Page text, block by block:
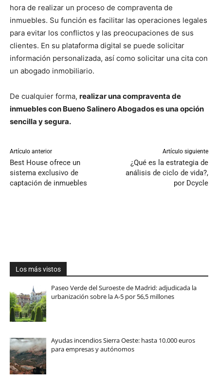
hora de realizar un proceso de compraventa de
inmuebles. Su función es facilitar las operaciones legales
para evitar los conflictos y las preocupaciones de sus
clientes. En su plataforma digital se puede solicitar
información personalizada, así como solicitar una cita con
un abogado inmobiliario.
De cualquier forma, realizar una compraventa de
inmuebles con Bueno Salinero Abogados es una opción
sencilla y segura.
Artículo anterior
Best House ofrece un
sistema exclusivo de
captación de inmuebles
Artículo siguiente
¿Qué es la estrategia de
análisis de ciclo de vida?,
por Dcycle
Los más vistos
Paseo Verde del Suroeste de Madrid: adjudicada la
urbanización sobre la A-5 por 56,5 millones
Ayudas incendios Sierra Oeste: hasta 10.000 euros
para empresas y autónomos